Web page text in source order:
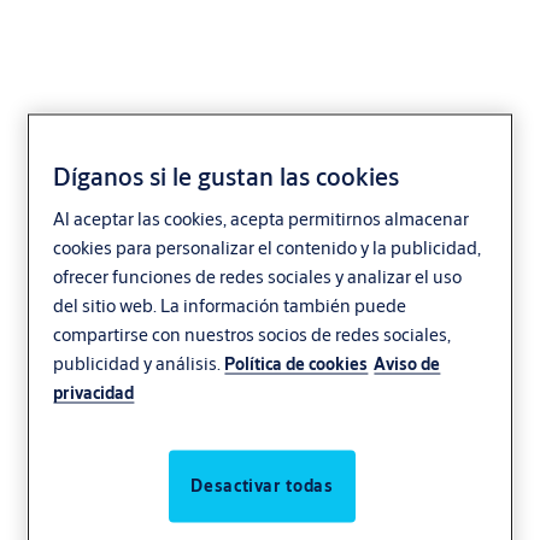
Industria y
manufactura más
seguras y
sostenibles
En el mundo de la industria, la eficiencia es
lo más importante. Unas puertas rápidas y
seguras de alto rendimiento y
Díganos si le gustan las cookies
Al aceptar las cookies, acepta permitirnos almacenar
cookies para personalizar el contenido y la publicidad,
ofrecer funciones de redes sociales y analizar el uso
del sitio web. La información también puede
compartirse con nuestros socios de redes sociales,
publicidad y análisis. Política de cookies Aviso de
privacidad
Desactivar todas